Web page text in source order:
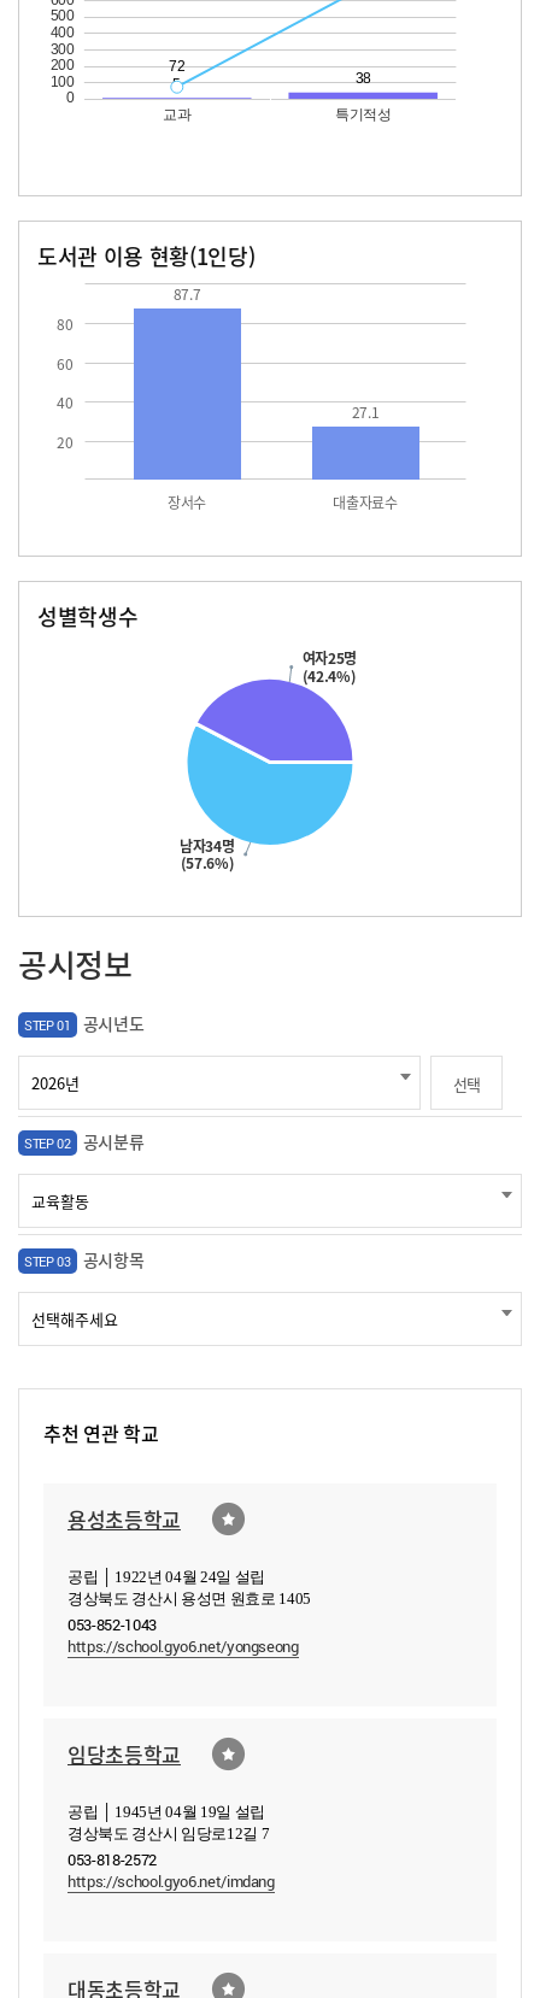
도서관 이용 현황(1인당)
20
40
60
80
장서수 대출자료수
87.7
27.1
성별학생수
남자34명
(57.6%)
여자25명
(42.4%)
공시정보
STEP 01 공시년도
선택
STEP 02 공시분류
STEP 03 공시항목
추천 연관 학교
용성초등학교
공립 │ 1922년 04월 24일 설립
경상북도 경산시 용성면 원효로 1405
053-852-1043
https://school.gyo6.net/yongseong
임당초등학교
공립 │ 1945년 04월 19일 설립
경상북도 경산시 임당로12길 7
053-818-2572
https://school.gyo6.net/imdang
대동초등학교